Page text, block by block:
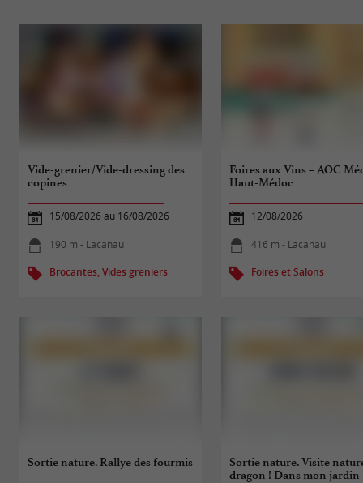
Vide-grenier/Vide-dressing des
copines
15/08/2026 au 16/08/2026
190 m - Lacanau
Brocantes, Vides greniers
Foires aux Vins – AOC
Haut-Médoc
12/08/2026
416 m - Lacanau
Foires et Salons
Sortie nature. Rallye des fourmis
Sortie nature. Visite
dragon ! Dans mon jardin